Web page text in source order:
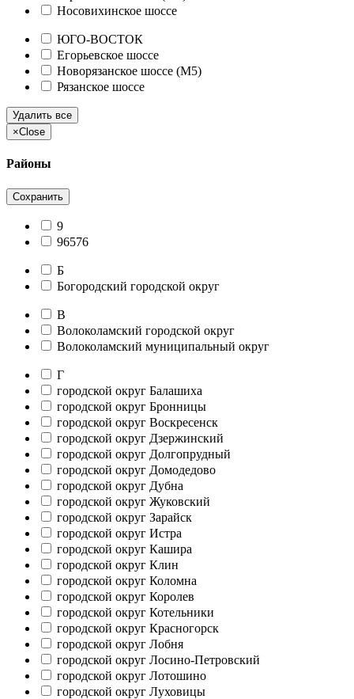
Носовихинское шоссе
ЮГО-ВОСТОК
Егорьевское шоссе
Новорязанское шоссе (М5)
Рязанское шоссе
Удалить все
×Close
Районы
Сохранить
9
96576
Б
Богородский городской округ
В
Волоколамский городской округ
Волоколамский муниципальный округ
Г
городской округ Балашиха
городской округ Бронницы
городской округ Воскресенск
городской округ Дзержинский
городской округ Долгопрудный
городской округ Домодедово
городской округ Дубна
городской округ Жуковский
городской округ Зарайск
городской округ Истра
городской округ Кашира
городской округ Клин
городской округ Коломна
городской округ Королев
городской округ Котельники
городской округ Красногорск
городской округ Лобня
городской округ Лосино-Петровский
городской округ Лотошино
городской округ Луховицы